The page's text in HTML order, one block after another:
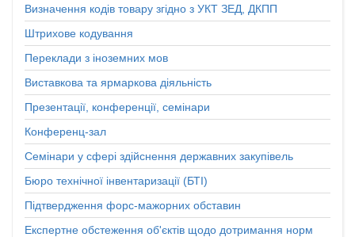
Визначення кодів товару згідно з УКТ ЗЕД, ДКПП
Штрихове кодування
Переклади з іноземних мов
Виставкова та ярмаркова діяльність
Презентації, конференції, семінари
Конференц-зал
Семінари у сфері здійснення державних закупівель
Бюро технічної інвентаризації (БТІ)
Підтвердження форс-мажорних обставин
Експертне обстеження об'єктів щодо дотримання норм